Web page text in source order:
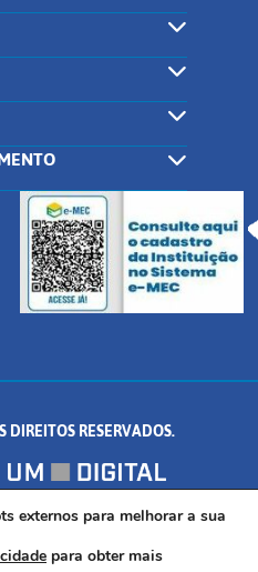
RESERVADOS.
PALMEIRAS, FORMIGA/MG - CEP:
externos para melhorar a sua
para obter mais